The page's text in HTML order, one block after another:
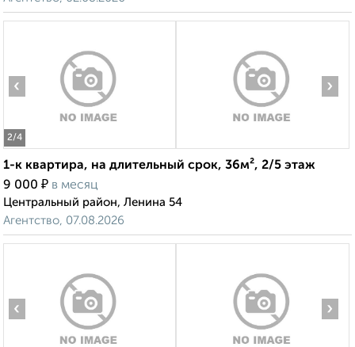
2/4
‹ ›
1-к квартира, на длительный срок, 36м², 2/5 этаж
9 000 ₽ в месяц
Центральный район, Ленина 54
Агентство, 07.08.2026
‹ ›